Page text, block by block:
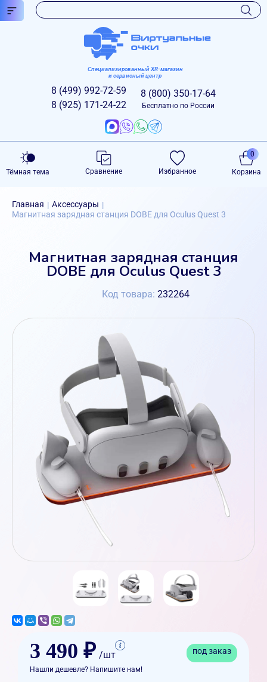
Специализированный XR-магазин
и сервисный центр
8 (499) 992-72-59
8 (925) 171-24-22
8 (800) 350-17-64
Бесплатно по России
Тёмная тема Сравнение Избранное Корзина
0
Главная | Аксессуары |
Магнитная зарядная станция DOBE для Oculus Quest 3
Магнитная зарядная станция
DOBE для Oculus Quest 3
Код товара: 232264
3 490 ₽ /шт под заказ
Нашли дешевле? Напишите нам!